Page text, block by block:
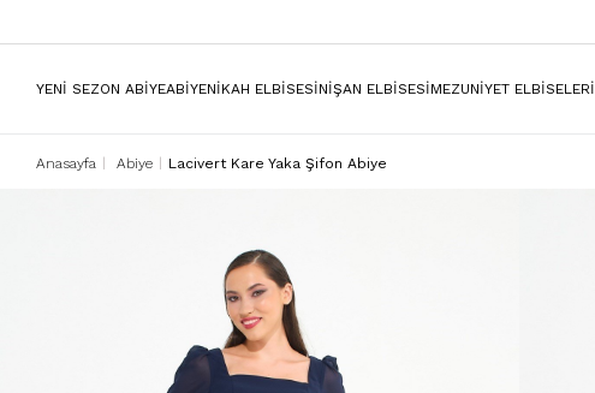
YENİ SEZON ABİYEABİYENİKAH ELBİSESİNİŞAN ELBİSESİMEZUNİYET ELBİSELERİ
Anasayfa Abiye Lacivert Kare Yaka Şifon Abiye